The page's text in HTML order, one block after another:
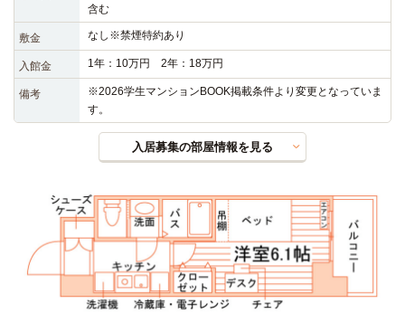
含む
敷金 なし※禁煙特約あり
入館金 1年：10万円 2年：18万円
備考
※2026学生マンションBOOK掲載条件より変更となっていま
す。
入居募集の部屋情報を見る